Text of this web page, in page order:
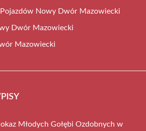
Nowy Dwór Mazowiecki
Dwór Mazowiecki
Mazowiecki
Młodych Gołębi Ozdobnych w